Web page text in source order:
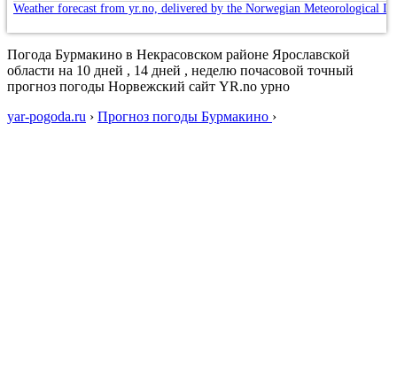
Weather forecast from yr.no, delivered by the Norwegian Meteorological
Погода Бурмакино в Некрасовском районе Ярославской
области на 10 дней , 14 дней , неделю почасовой точный
прогноз погоды Норвежский сайт YR.no урно
yar-pogoda.ru › Прогноз погоды Бурмакино ›